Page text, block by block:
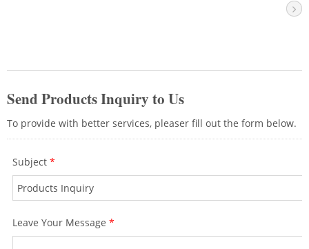
CRXCabling kablolama ürünleri ile
bağlantınızın zamanla güvenilir ve
emniyetli olacağından emin olabilirsiniz,
kablolama tavsiyeleri için profesyonel